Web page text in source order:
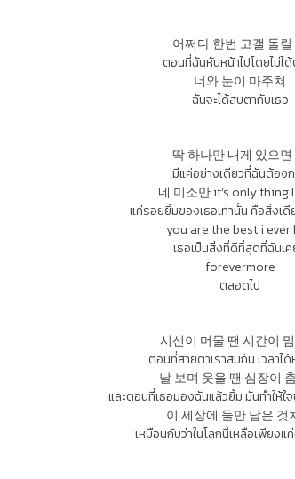
어쩌다 한번 고갤 돌릴
ตอนที่ฉันหันหน้าไปโดยไม่ได้
너와 눈이 마주쳐
ฉันจะได้สบตากับเธอ
딱 하나만 내게 있으면
มีแค่อย่างเดียวที่ฉันต้อง
네 미소만 it’s only thing
แค่รอยยิ้มของเธอเท่านั้น คือสิ่งเดี
you are the best i ever
เธอเป็นสิ่งที่ดีที่สุดที่ฉันเ
forevermore
ตลอดไป
시선이 머물 땐 시간이
ตอนที่สายตาเราสบกัน เวลาไ
날 보며 웃을 땐 심장이
และตอนที่เธอมองฉันแล้วยิ้ม มันทำให้ใ
이 세상에 둘만 남은 것
เหมือนกับว่าในโลกนี้เหลือเพียงแ